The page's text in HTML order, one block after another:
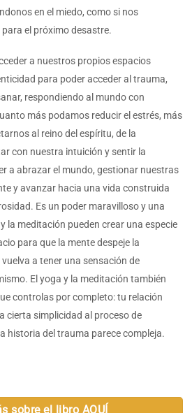
en el miedo, como si nos
el próximo desastre.
a nuestros propios espacios
para poder acceder al trauma,
respondiendo al mundo con
más podamos reducir el estrés, más
al reino del espíritu, de la
con nuestra intuición y sentir la
a abrazar el mundo, gestionar nuestras
y avanzar hacia una vida construida
Es un poder maravilloso y una
la meditación pueden crear una especie
para que la mente despeje la
a tener una sensación de
El yoga y la meditación también
controlas por completo: tu relación
cierta simplicidad al proceso de
historia del trauma parece compleja.
sobre el libro AQUÍ